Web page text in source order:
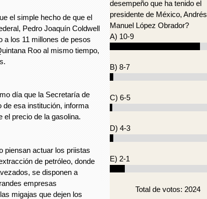
el simple hecho de que el
Pedro Joaquín Coldwell
a los 11 millones de pesos
Roo al mismo tiempo,
día que la Secretaría de
de esa institución, informa
el precio de la gasolina.
piensan actuar los priistas
de petróleo, donde
se disponen a
empresas
migajas que dejen los
desempeño que ha tenido el
presidente de México, Andrés
Manuel López Obrador?
A) 10-9
B) 8-7
C) 6-5
D) 4-3
E) 2-1
Total de votos: 2024